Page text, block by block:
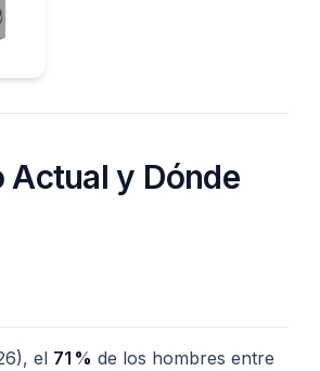
Actual y Dónde
el 71 % de los hombres entre